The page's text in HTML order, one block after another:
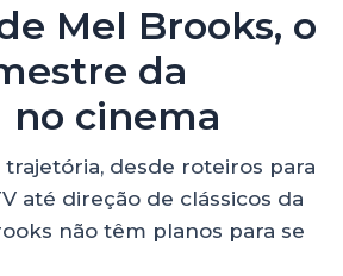
Mel Brooks, o
da
no cinema
desde roteiros para
até direção de clássicos da
não têm planos para se